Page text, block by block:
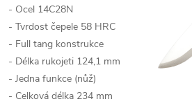
- Ocel 14C28N
- Tvrdost čepele 58 HRC
- Full tang konstrukce
- Délka rukojeti 124,1 mm
- Jedna funkce (nůž)
- Celková délka 234 mm